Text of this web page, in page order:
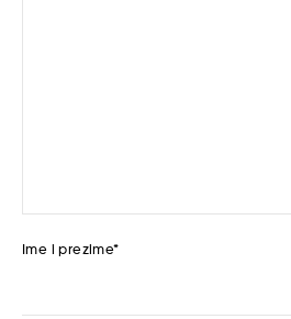
Ime i prezime*